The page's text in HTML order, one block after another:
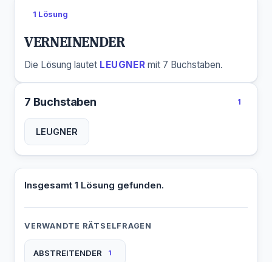
1 Lösung
VERNEINENDER
Die Lösung lautet LEUGNER mit 7 Buchstaben.
7 Buchstaben 1
LEUGNER
Insgesamt 1 Lösung gefunden.
VERWANDTE RÄTSELFRAGEN
ABSTREITENDER 1